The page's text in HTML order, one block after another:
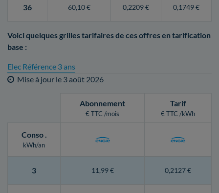
36 60,10 € 0,2209 € 0,1749 €
Voici quelques grilles tarifaires de ces offres en tarification
base :
Elec Référence 3 ans
Mise à jour le 3 août 2026
Abonnement
€ TTC /mois
Tarif
€ TTC /kWh
Conso.
kWh/an
3 11,99 € 0,2127 €